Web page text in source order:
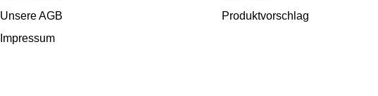
Unsere AGB
Impressum
Produktvorschlag